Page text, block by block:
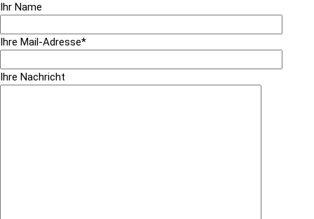
Ihr Name
Ihre Mail-Adresse*
Ihre Nachricht